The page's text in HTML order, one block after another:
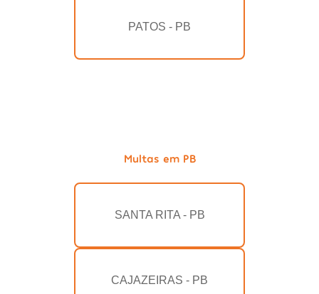
PATOS - PB
Multas em PB
SANTA RITA - PB
CAJAZEIRAS - PB